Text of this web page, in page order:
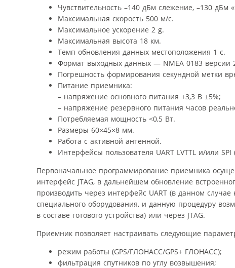
Чувствительность –140 дБм слежение, –130 дБм
Максимальная скорость 500 м/с.
Максимальное ускорение 2 g.
Максимальная высота 18 км.
Темп обновления данных местоположения 1 с.
Формат выходных данных — NMEA 0183 версии
Погрешность формирования секундной метки
Питание приемника:
– напряжение основного питания +3,3 В ±5%;
– напряжение резервного питания часов
Потребляемая мощность <0,5 Вт.
Размеры 60×45×8 мм.
Работа с активной антенной.
Интерфейсы пользователя UART LVTTL и/или SPI
Первоначальное программирование приемника
интерфейс JTAG, в дальнейшем обновление
производить через интерфейс UART (в данном случае
специального оборудования, и данную процедуру
в составе готового устройства) или через JTAG.
Приемник позволяет настраивать следующие
режим работы (GPS/ГЛОНАСС/GPS+ ГЛОНАСС);
фильтрация спутников по углу возвышения;